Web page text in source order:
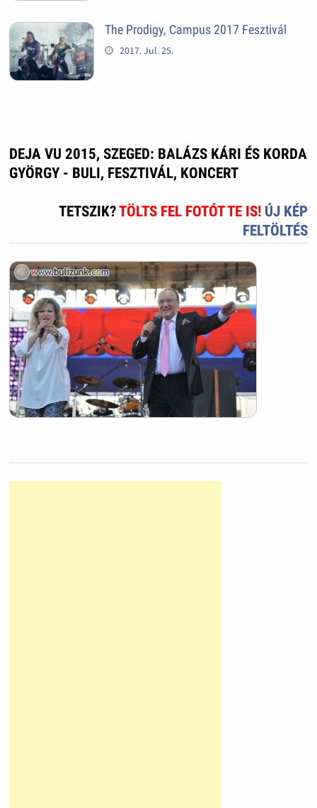
The Prodigy, Campus 2017 Fesztivál
2017. Jul. 25.
DEJA VU 2015, SZEGED: BALÁZS KÁRI ÉS KORDA
GYÖRGY - BULI, FESZTIVÁL, KONCERT
TETSZIK?TÖLTS FEL FOTÓT TE IS! ÚJ KÉP
FELTÖLTÉS